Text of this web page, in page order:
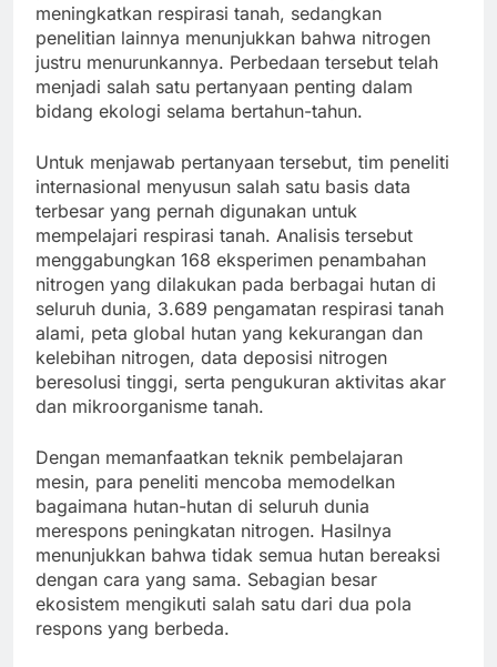
meningkatkan respirasi tanah, sedangkan
penelitian lainnya menunjukkan bahwa nitrogen
justru menurunkannya. Perbedaan tersebut telah
menjadi salah satu pertanyaan penting dalam
bidang ekologi selama bertahun-tahun.
Untuk menjawab pertanyaan tersebut, tim peneliti
internasional menyusun salah satu basis data
terbesar yang pernah digunakan untuk
mempelajari respirasi tanah. Analisis tersebut
menggabungkan 168 eksperimen penambahan
nitrogen yang dilakukan pada berbagai hutan di
seluruh dunia, 3.689 pengamatan respirasi tanah
alami, peta global hutan yang kekurangan dan
kelebihan nitrogen, data deposisi nitrogen
beresolusi tinggi, serta pengukuran aktivitas akar
dan mikroorganisme tanah.
Dengan memanfaatkan teknik pembelajaran
mesin, para peneliti mencoba memodelkan
bagaimana hutan-hutan di seluruh dunia
merespons peningkatan nitrogen. Hasilnya
menunjukkan bahwa tidak semua hutan bereaksi
dengan cara yang sama. Sebagian besar
ekosistem mengikuti salah satu dari dua pola
respons yang berbeda.